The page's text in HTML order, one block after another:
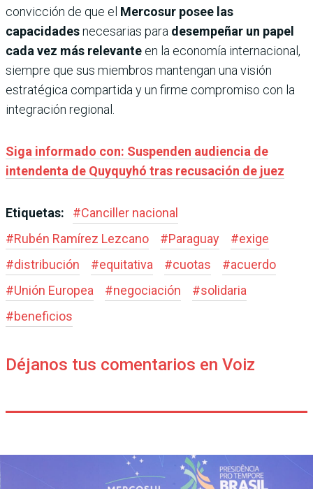
convicción de que el Mercosur posee las
capacidadesnecesarias para desempeñar un papel
cada vez más relevante en la economía internacional,
siempre que sus miembros mantengan una visión
estratégica compartida y un firme compromiso con la
integración regional.
Siga informado con: Suspenden audiencia de
intendenta de Quyquyhó tras recusación de juez
Etiquetas: #Canciller nacional
#Rubén Ramírez Lezcano #Paraguay #exige
#distribución #equitativa #cuotas #acuerdo
#Unión Europea #negociación #solidaria
#beneficios
Déjanos tus comentarios en Voiz